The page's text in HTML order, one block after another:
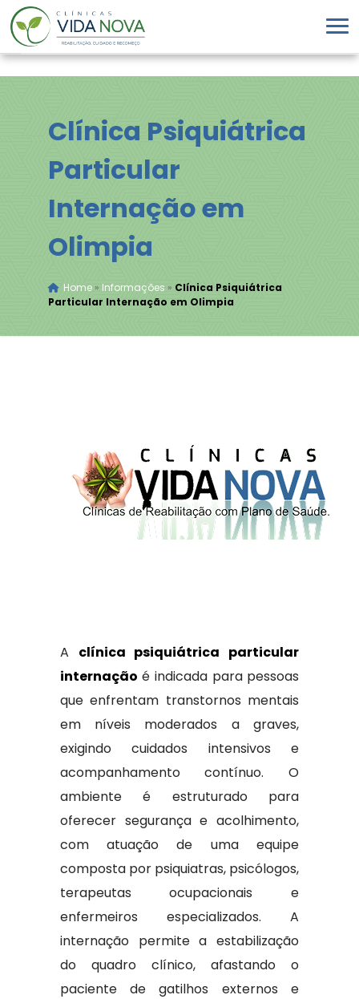
Clínica Psiquiátrica
Particular
Internação em
Olimpia
Home» Informações » Clínica Psiquiátrica
Particular Internação em Olimpia
A clínica psiquiátrica particular
internação é indicada para pessoas
que enfrentam transtornos mentais
em níveis moderados a graves,
exigindo cuidados intensivos e
acompanhamento contínuo. O
ambiente é estruturado para
oferecer segurança e acolhimento,
com atuação de uma equipe
composta por psiquiatras, psicólogos,
terapeutas ocupacionais e
enfermeiros especializados. A
internação permite a estabilização
do quadro clínico, afastando o
paciente de gatilhos externos e